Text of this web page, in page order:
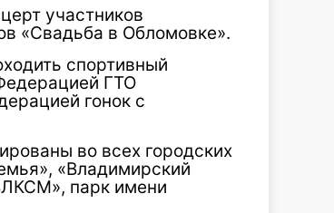
участников
«Свадьба в Обломовке».
спортивный
ГТО
гонок с
во всех городских
«Владимирский
парк имени